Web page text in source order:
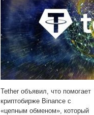
Tether объявил, что помогает
криптобирже Binance с
«цепным обменом», который